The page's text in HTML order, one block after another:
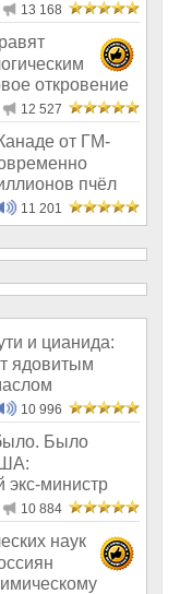
13 168
откровение
12 527
от ГМ-
пчёл
11 201
и цианида:
ядовитым
10 996
Было
экс-министр
пись
10 884
наук